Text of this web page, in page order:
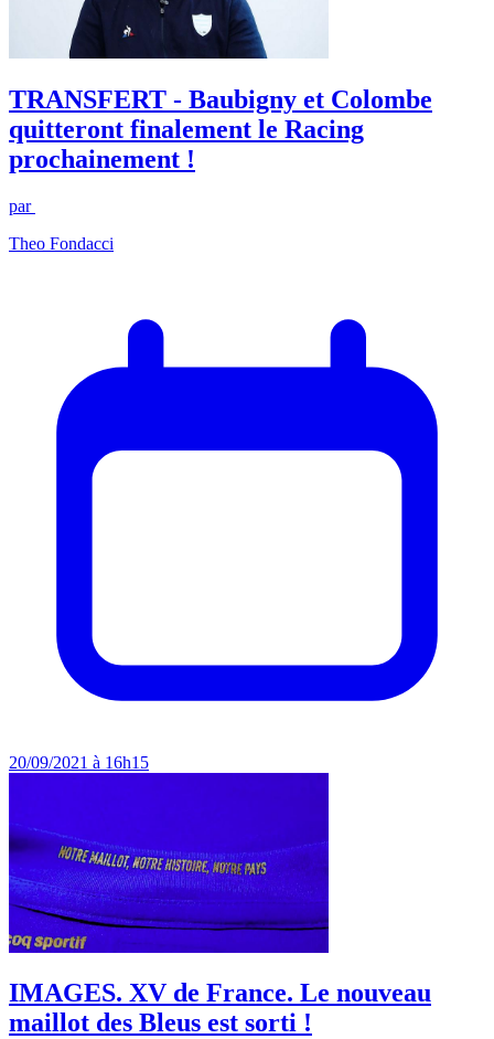
TRANSFERT - Baubigny et Colombe
quitteront finalement le Racing
prochainement !
par
Theo Fondacci
20/09/2021 à 16h15
IMAGES. XV de France. Le nouveau
maillot des Bleus est sorti !